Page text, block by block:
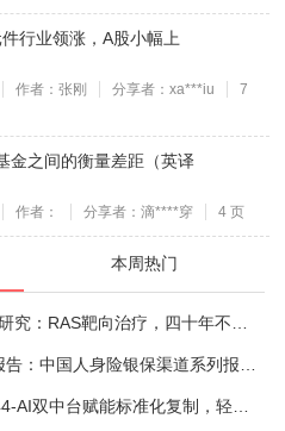
行业领涨，A股小幅上
作者：张刚 分享者：xa***iu
7
金之间的衡量差距（英译
作者： 分享者：滴****穿 4 页
本周热门
招商证券-创新药行业深度研究：RAS靶向治疗，四十年不可成药的终结，与终结之后的治疗格局演化-260805
东吴证券-保险Ⅱ行业深度报告：中国人身险银保渠道系列报告二，他山之石，可以攻玉-260806
西南证券-宋城演艺-300144-AI双中台赋能标准化复制，轻重资产双轮打开文旅成长新空间-260731